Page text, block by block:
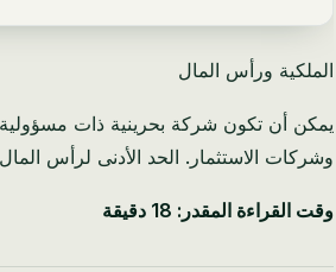
الملكية ورأس المال
وشركات الاستثمار. الحد الأدنى لرأس المال هو 1 دينار بحريني؛ نوصي بـ 1,000 دينار بحريني، مما يسهل فتح الحساب البنكي والموافقة على
وقت القراءة المقدر: 18 دقيقة